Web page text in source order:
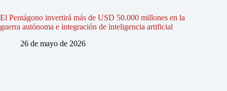
El Pentágono invertirá más de USD 50.000 millones en la
guerra autónoma e integración de inteligencia artificial
26 de mayo de 2026